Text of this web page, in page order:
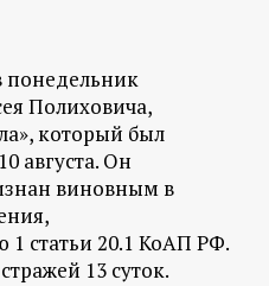
Полиховича,
который был
августа. Он
виновным в
1 статьи 20.1 КоАП РФ.
13 суток.